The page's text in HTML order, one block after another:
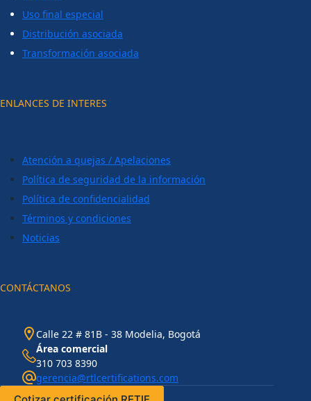
Uso final especial
Distribución asociada
Transformación asociada
ENLANCES DE INTERES
Atención a quejas / Apelaciones
Política de seguridad de la información
Política de confidencialidad
Términos y condiciones
Noticias
CONTÁCTANOS
Calle 22 # 81B - 38 Modelia, Bogotá
Área comercial
310 703 8390
gerencia@rtlcertifications.com